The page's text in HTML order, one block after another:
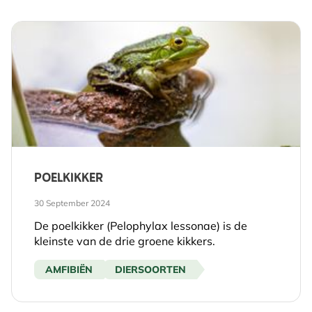
POELKIKKER
30 September 2024
De poelkikker (Pelophylax lessonae) is de
kleinste van de drie groene kikkers.
AMFIBIËN DIERSOORTEN